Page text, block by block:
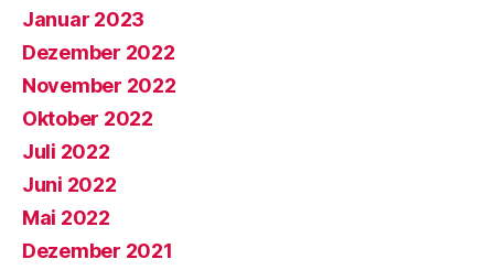
Januar 2023
Dezember 2022
November 2022
Oktober 2022
Juli 2022
Juni 2022
Mai 2022
Dezember 2021